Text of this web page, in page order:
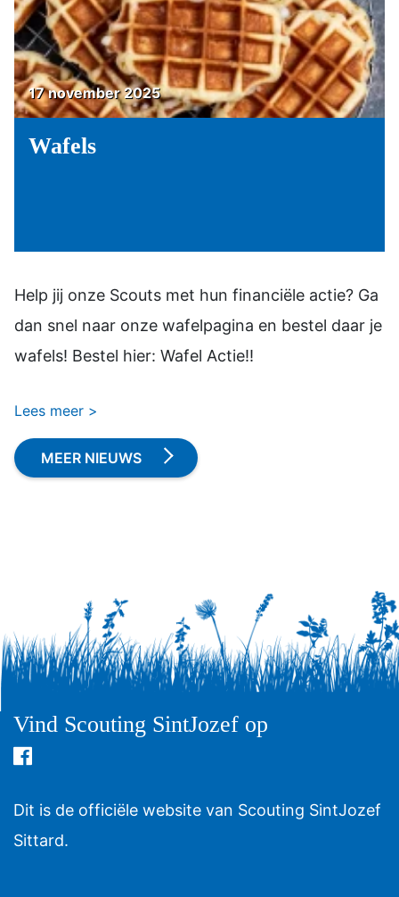
17 november 2025
Wafels
Help jij onze Scouts met hun financiële actie? Ga
dan snel naar onze wafelpagina en bestel daar je
wafels! Bestel hier: Wafel Actie!!
Lees meer
MEER NIEUWS
Vind Scouting SintJozef op
Dit is de officiële website van Scouting SintJozef
Sittard.